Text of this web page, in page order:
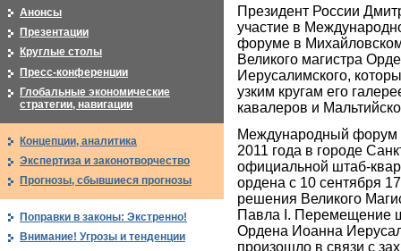
Президент России
участие в
форуме в
Великого магистра
Иерусалимского,
узким кругам его
кавалеров и
Международный форум
2011 года в городе
официальной штаб-
ордена с 10 сентября
решения Великого
Павла I. Перемещение
Ордена Иоанна
произошло в связи с
Анонсы
Презентации
Круглые столы
Пресс-конференции
Глобальные экономические
стратегии, навигации
Концепции, аналитика
Экспертиза и законотворчество
Прогнозы, сбывшиеся прогнозы
Поправки в законы: Экстренно!
Внимание! Угрозы и тенденции